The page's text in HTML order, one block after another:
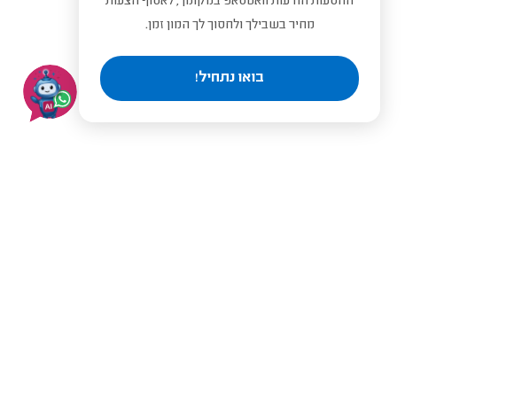
מחיר בשבילך ולחסוך לך המון זמן.
בואו נתחיל!